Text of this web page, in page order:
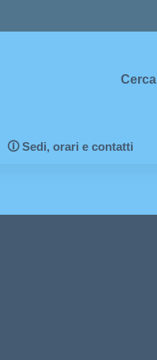
Cerca
🛈 Sedi, orari e contatti